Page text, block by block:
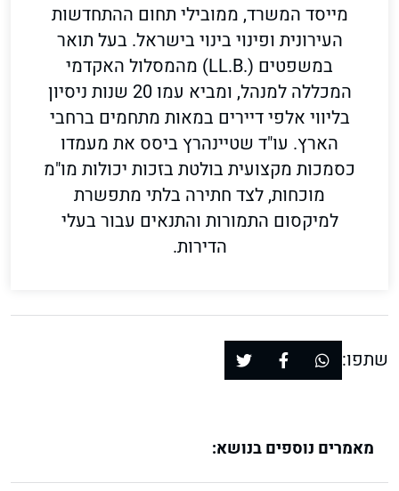
מייסד המשרד, ממובילי תחום ההתחדשות
העירונית ופינוי בינוי בישראל. בעל תואר
במשפטים (.LL.B) מהמסלול האקדמי
המכללה למנהל, ומביא עמו 20 שנות ניסיון
בליווי אלפי דיירים במאות מתחמים ברחבי
הארץ. עו"ד שטיינהרץ ביסס את מעמדו
כסמכות מקצועית בולטת בזכות יכולות מו"מ
מוכחות, לצד חתירה בלתי מתפשרת
למיקסום התמורות והתנאים עבור בעלי
הדירות.
שתפו:
מאמרים נוספים בנושא: